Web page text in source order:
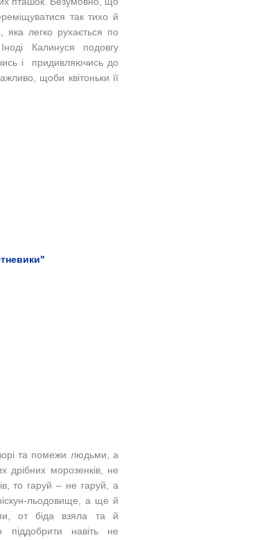
так тихо й
яка легко рухається по
Калинуся подовгу
і придивляючись до
щоби квітоньки її
та помежи людьми, а
дрібних морозенків, не
то гаруй – не гаруй, а
льодовище, а ще й
от біда взяла та й
навіть не